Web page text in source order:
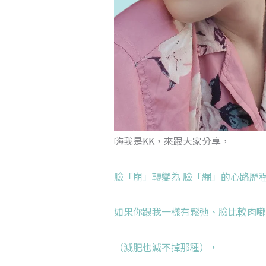
嗨我是KK，來跟大家分享，
臉「崩」轉變為 臉「繃」的心路歷
如果你跟我一樣有鬆弛、臉比較肉
（減肥也減不掉那種），